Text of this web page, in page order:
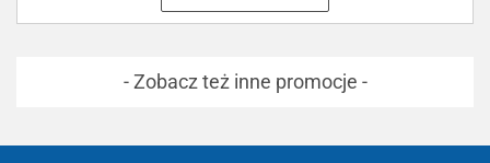
- Zobacz też inne promocje -